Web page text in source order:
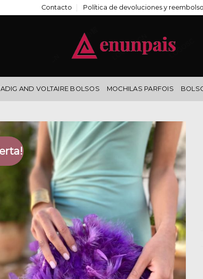
Contacto Política de devoluciones y
AND VOLTAIRE BOLSOS MOCHILAS PARFOIS